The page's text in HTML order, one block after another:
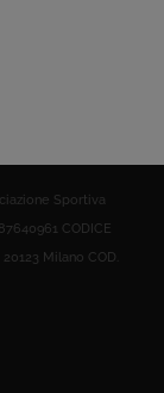
Sportiva
CODICE
Milano COD.